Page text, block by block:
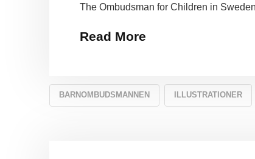
The Ombudsman for Children in
Read More
BARNOMBUDSMANNEN ILLUSTRATIONER